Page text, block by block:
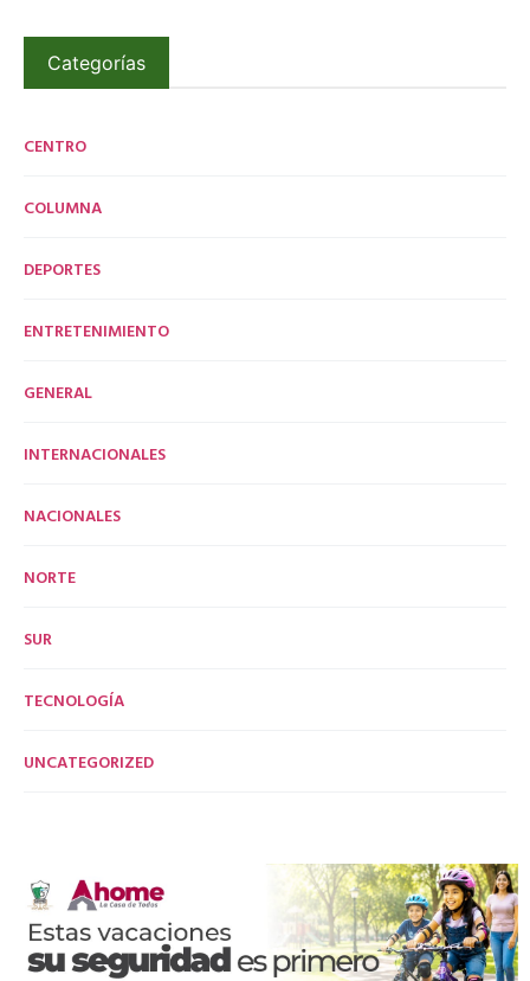
Categorías
CENTRO
COLUMNA
DEPORTES
ENTRETENIMIENTO
GENERAL
INTERNACIONALES
NACIONALES
NORTE
SUR
TECNOLOGÍA
UNCATEGORIZED